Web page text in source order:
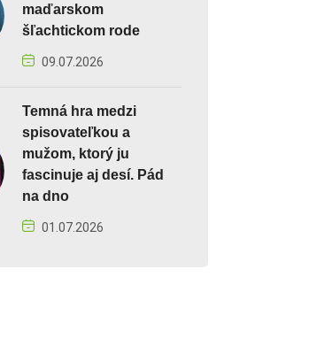
maďarskom
šľachtickom rode
09.07.2026
Temná hra medzi
spisovateľkou a
mužom, ktorý ju
fascinuje aj desí. Pád
na dno
01.07.2026